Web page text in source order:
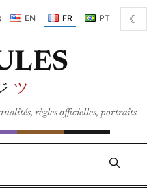
EN FR PT ☾
ツ
règles officielles, portraits